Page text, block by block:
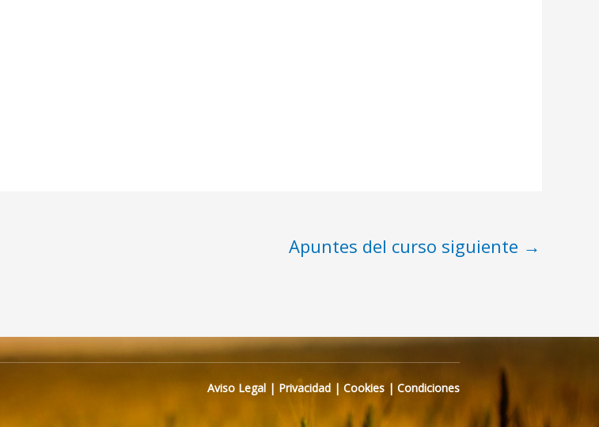
Apuntes del curso siguiente →
Aviso Legal | Privacidad |Cookies | Condiciones